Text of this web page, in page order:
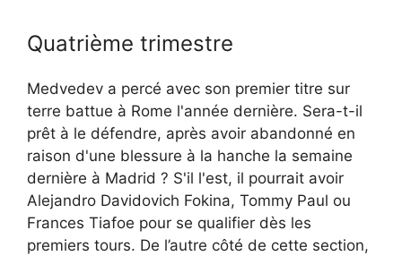
Quatrième trimestre
Medvedev a percé avec son premier titre sur
terre battue à Rome l'année dernière. Sera-t-il
prêt à le défendre, après avoir abandonné en
raison d'une blessure à la hanche la semaine
dernière à Madrid ? S'il l'est, il pourrait avoir
Alejandro Davidovich Fokina, Tommy Paul ou
Frances Tiafoe pour se qualifier dès les
premiers tours. De l’autre côté de cette section,